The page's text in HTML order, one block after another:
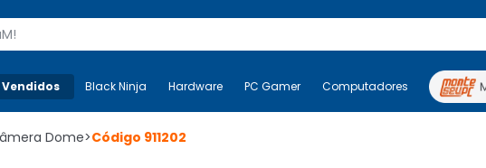
Mais-v- Black Ninja Hardware PC Gamer Computadores
Black Ninja Hardware PC Gamer Computadores Periféricos
Dome>Código 911202